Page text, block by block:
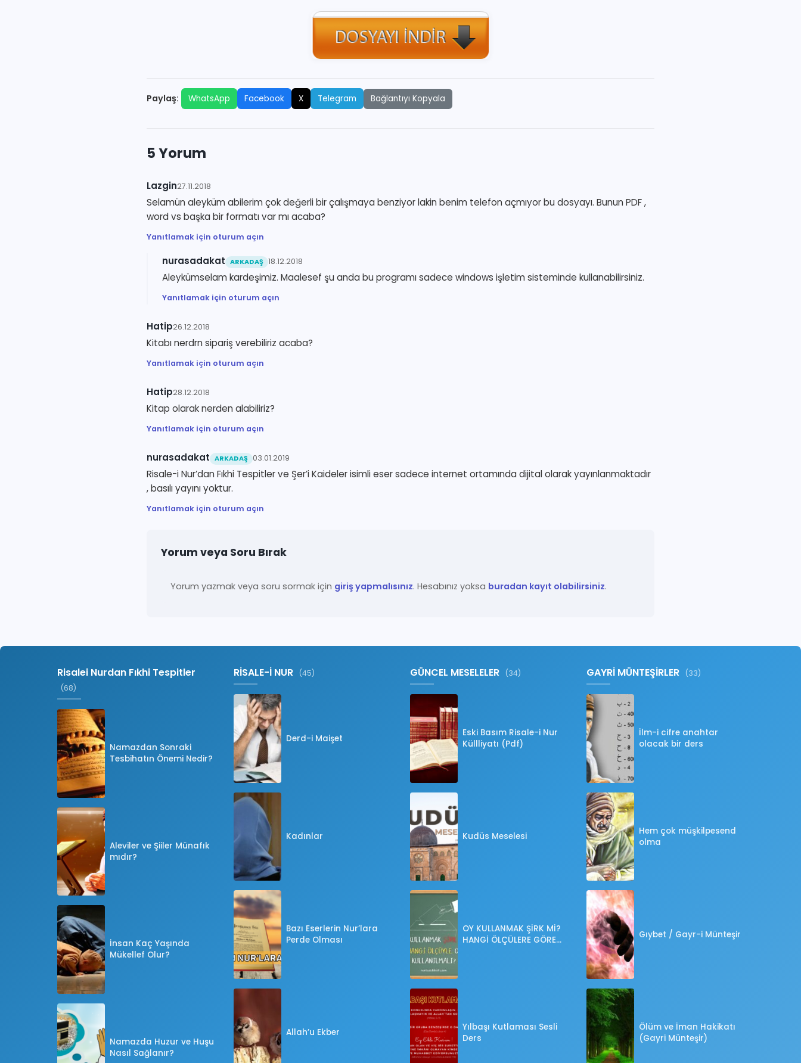
Paylaş: WhatsApp Facebook X Telegram Bağlantıyı Kopyala
5 Yorum
Lazgin27.11.2018
Selamün aleyküm abilerim çok değerli bir çalışmaya benziyor lakin benim telefon açmıyor bu dosyayı. Bunun PDF ,
word vs başka bir formatı var mı acaba?
Yanıtlamak için oturum açın
nurasadakat ARKADAŞ 18.12.2018
Aleykümselam kardeşimiz. Maalesef şu anda bu programı sadece windows işletim sisteminde kullanabilirsiniz.
Yanıtlamak için oturum açın
Hatip26.12.2018
Kitabı nerdrn sipariş verebiliriz acaba?
Yanıtlamak için oturum açın
Hatip28.12.2018
Kitap olarak nerden alabiliriz?
Yanıtlamak için oturum açın
nurasadakat ARKADAŞ 03.01.2019
Risale-i Nur’dan Fıkhi Tespitler ve Şer’i Kaideler isimli eser sadece internet ortamında dijital olarak yayınlanmaktadır
, basılı yayını yoktur.
Yanıtlamak için oturum açın
Yorum veya Soru Bırak
Yorum yazmak veya soru sormak için giriş yapmalısınız. Hesabınız yoksa buradan kayıt olabilirsiniz.
Risalei Nurdan Fıkhi Tespitler
(68)
Namazdan Sonraki
Tesbihatın Önemi Nedir?
Aleviler ve Şiiler Münafık
mıdır?
İnsan Kaç Yaşında
Mükellef Olur?
Namazda Huzur ve Huşu
Nasıl Sağlanır?
RİSALE-İ NUR (45)
Derd-i Maişet
Kadınlar
Bazı Eserlerin Nur’lara
Perde Olması
Allah’u Ekber
GÜNCEL MESELELER (34)
Eski Basım Risale-i Nur
Küllliyatı (Pdf)
Kudüs Meselesi
OY KULLANMAK ŞİRK Mİ?
HANGİ ÖLÇÜLERE GÖRE
Yılbaşı Kutlaması Sesli
Ders
GAYRİ MÜNTEŞİRLER (33)
İlm-i cifre anahtar
olacak bir ders
Hem çok müşkilpesend
olma
Gıybet / Gayr-i Münteşir
Ölüm ve İman Hakikatı
(Gayri Münteşir)